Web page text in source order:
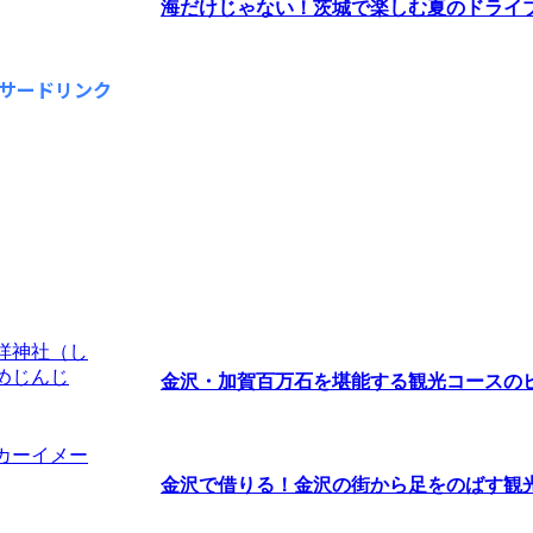
海だけじゃない！茨城で楽しむ夏のドライ
ードリンク
金沢・加賀百万石を堪能する観光コースの
金沢で借りる！金沢の街から足をのばす観